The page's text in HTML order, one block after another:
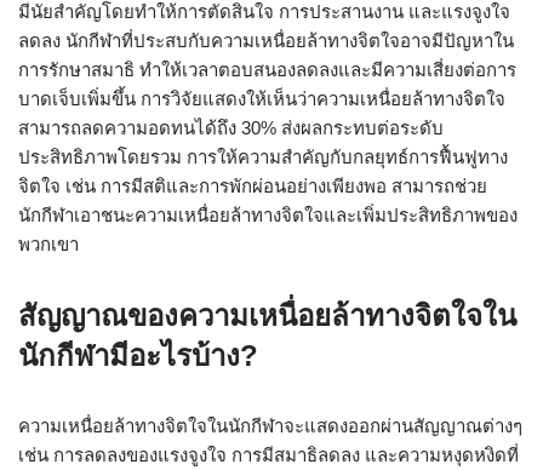
มีนัยสำคัญโดยทำให้การตัดสินใจ การประสานงาน และแรงจูงใจ
ลดลง นักกีฬาที่ประสบกับความเหนื่อยล้าทางจิตใจอาจมีปัญหาใน
การรักษาสมาธิ ทำให้เวลาตอบสนองลดลงและมีความเสี่ยงต่อการ
บาดเจ็บเพิ่มขึ้น การวิจัยแสดงให้เห็นว่าความเหนื่อยล้าทางจิตใจ
สามารถลดความอดทนได้ถึง 30% ส่งผลกระทบต่อระดับ
ประสิทธิภาพโดยรวม การให้ความสำคัญกับกลยุทธ์การฟื้นฟูทาง
จิตใจ เช่น การมีสติและการพักผ่อนอย่างเพียงพอ สามารถช่วย
นักกีฬาเอาชนะความเหนื่อยล้าทางจิตใจและเพิ่มประสิทธิภาพของ
พวกเขา
สัญญาณของความเหนื่อยล้าทางจิตใจใน
นักกีฬามีอะไรบ้าง?
ความเหนื่อยล้าทางจิตใจในนักกีฬาจะแสดงออกผ่านสัญญาณต่างๆ
เช่น การลดลงของแรงจูงใจ การมีสมาธิลดลง และความหงุดหงิดที่